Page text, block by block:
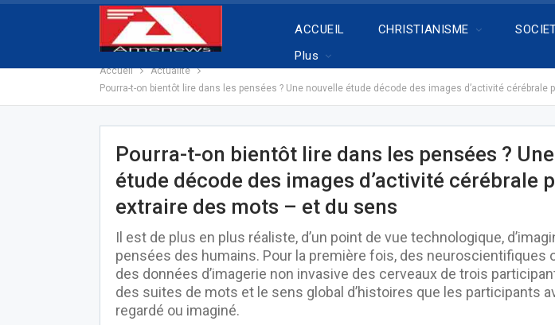
ACCUEIL CHRISTIANISME
Plus
Accueil
Actualité
Pourra-t-on bientôt lire dans les pensées ? Une nouvelle étude décode des images d’activité
Pourra-t-on bientôt lire dans les pensées ?
étude décode des images d’activité cérébrale
extraire des mots – et du sens
Il est de plus en plus réaliste, d’un point de vue technologique,
pensées des humains. Pour la première fois, des neuroscientifiques
des données d’imagerie non invasive des cerveaux de trois
des suites de mots et le sens global d’histoires que les participants
regardé ou imaginé.